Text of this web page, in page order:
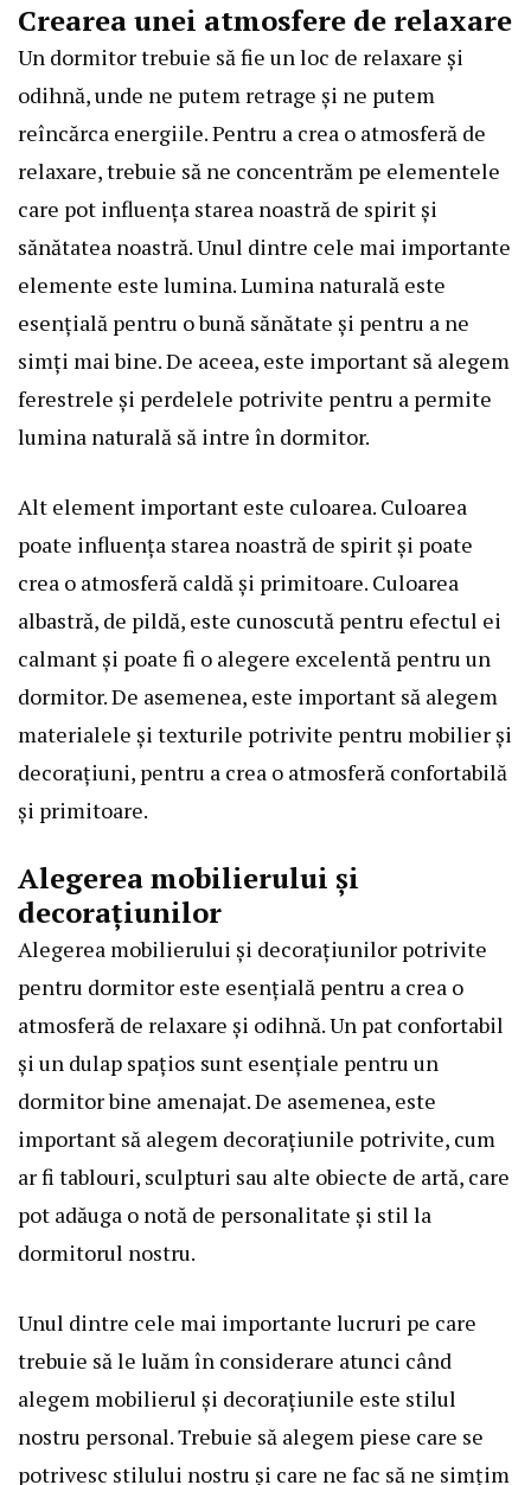
Crearea unei atmosfere de relaxare
Un dormitor trebuie să fie un loc de relaxare și
odihnă, unde ne putem retrage și ne putem
reîncărca energiile. Pentru a crea o atmosferă de
relaxare, trebuie să ne concentrăm pe elementele
care pot influența starea noastră de spirit și
sănătatea noastră. Unul dintre cele mai importante
elemente este lumina. Lumina naturală este
esențială pentru o bună sănătate și pentru a ne
simți mai bine. De aceea, este important să alegem
ferestrele și perdelele potrivite pentru a permite
lumina naturală să intre în dormitor.
Alt element important este culoarea. Culoarea
poate influența starea noastră de spirit și poate
crea o atmosferă caldă și primitoare. Culoarea
albastră, de pildă, este cunoscută pentru efectul ei
calmant și poate fi o alegere excelentă pentru un
dormitor. De asemenea, este important să alegem
materialele și texturile potrivite pentru mobilier și
decorațiuni, pentru a crea o atmosferă confortabilă
și primitoare.
Alegerea mobilierului și
decorațiunilor
Alegerea mobilierului și decorațiunilor potrivite
pentru dormitor este esențială pentru a crea o
atmosferă de relaxare și odihnă. Un pat confortabil
și un dulap spațios sunt esențiale pentru un
dormitor bine amenajat. De asemenea, este
important să alegem decorațiunile potrivite, cum
ar fi tablouri, sculpturi sau alte obiecte de artă, care
pot adăuga o notă de personalitate și stil la
dormitorul nostru.
Unul dintre cele mai importante lucruri pe care
trebuie să le luăm în considerare atunci când
alegem mobilierul și decorațiunile este stilul
nostru personal. Trebuie să alegem piese care se
potrivesc stilului nostru și care ne fac să ne simțim